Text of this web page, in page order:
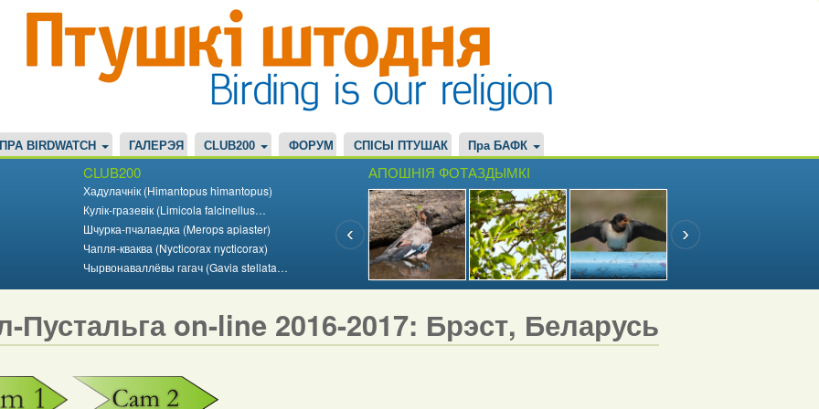
ПРА BIRDWATCH ГАЛЕРЭЯ CLUB200 ФОРУМ СПІСЫ ПТУШАК Пра БАФК
CLUB200
Хадулачнік (Himantopus himantopus)
Кулік-гразевік (Limicola falcinellus…
Шчурка-пчалаедка (Merops apiaster)
Чапля-кваква (Nycticorax nycticorax)
Чырвонаваллёвы гагач (Gavia stellata…
АПОШНІЯ ФОТАЗДЫМКІ
Пустальга on-line 2016-2017: Брэст, Беларусь